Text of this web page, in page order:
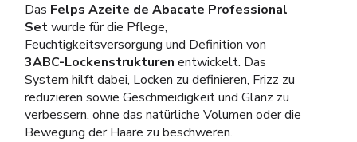
Das Felps Azeite de Abacate Professional
Setwurde für die Pflege,
Feuchtigkeitsversorgung und Definition von
3ABC-Lockenstrukturen entwickelt. Das
System hilft dabei, Locken zu definieren, Frizz zu
reduzieren sowie Geschmeidigkeit und Glanz zu
verbessern, ohne das natürliche Volumen oder die
Bewegung der Haare zu beschweren.